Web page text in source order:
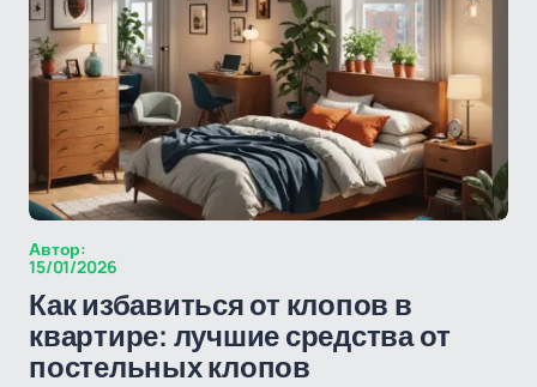
Автор:
15/01/2026
Как избавиться от клопов в
квартире: лучшие средства от
постельных клопов